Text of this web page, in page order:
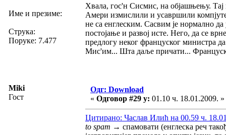
Име и презиме:
Струка:
Поруке: 7.477
Хвала, гос'н Сисмис, на објашњењу.
Амери измислили и усавршили
не са енглеским. Сасвим је нормално да
постојање и развој исте. Него, да се
предлогу неког француског министра
Мис'им... Шта даље причати...
Miki
Гост
Одг: Download
« Одговор #29 у: 01.10 ч. 18.01.2009. »
Цитирано: Часлав Илић на 00.59 ч.
to spam → спамовати (енглеска реч